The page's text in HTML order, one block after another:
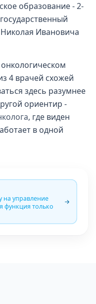
образование - 2-
Ивановича
4 врачей схожей
здесь разумнее
ориентир -
, где виден
в одной
на управление
функция только